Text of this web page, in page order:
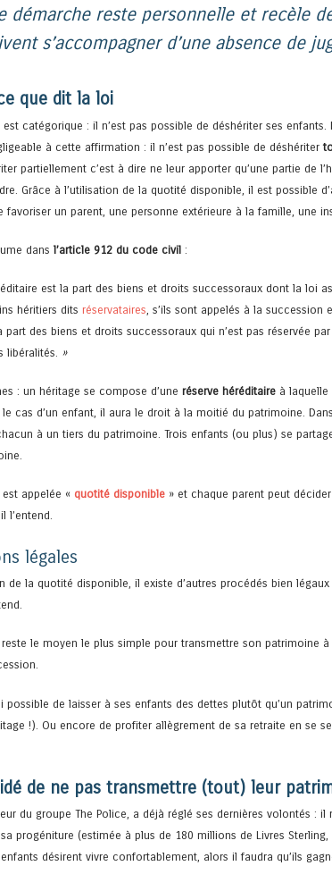
démarche reste personnelle et recèle
s’accompagner d’une absence de
que dit la loi
est catégorique : il n’est pas possible de déshériter ses
à cette affirmation : il n’est pas possible de déshériter
partiellement c’est à dire ne leur apporter qu’une partie de
Grâce à l’utilisation de la quotité disponible, il est possible
favoriser un parent, une personne extérieure à la famille, une
dans l’article 912 du code civil :
est la part des biens et droits successoraux dont la loi
héritiers dits réservataires, s’ils sont appelés à la succession
part des biens et droits successoraux qui n’est pas réservée
libéralités. »
: un héritage se compose d’une réserve héréditaire à
le cas d’un enfant, il aura le droit à la moitié du patrimoine.
à un tiers du patrimoine. Trois enfants (ou plus) se
appelée « quotité disponible » et chaque parent peut
l’entend.
légales
de la quotité disponible, il existe d’autres procédés bien
reste le moyen le plus simple pour transmettre son patrimoine
possible de laisser à ses enfants des dettes plutôt qu’un
!). Ou encore de profiter allègrement de sa retraite en se
de ne pas transmettre (tout) leur
du groupe The Police, a déjà réglé ses dernières volontés :
progéniture (estimée à plus de 180 millions de Livres
enfants désirent vivre confortablement, alors il faudra qu’ils